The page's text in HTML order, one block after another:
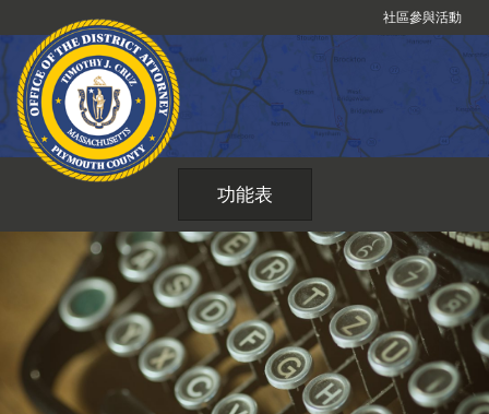
到
內
社區參與活動
功能表